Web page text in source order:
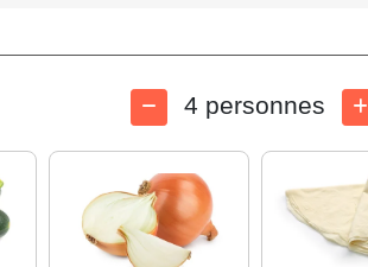
4 personnes